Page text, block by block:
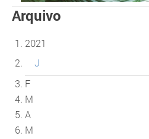
Arquivo
2021
J
F
M
A
M